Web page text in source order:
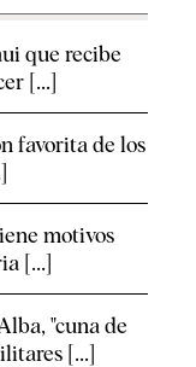
que recibe
[...]
favorita de los
motivos
[...]
"cuna de
[...]